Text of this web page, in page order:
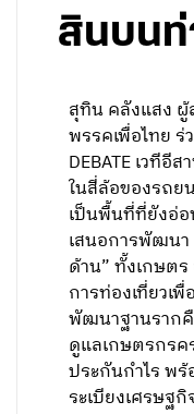
สินบนท่
สุทิน คลังแสง
พรรคเพื่อไทย ร่
DEBATE เวทีอี
ในสี่ล้อของรถย
เป็นพื้นที่ที่ยังอ่อ
เสนอการพัฒน
ด้าน” ทั้งเกษต
การท่องเที่ยวเ
พัฒนาฐานรากคื
ดูแลเกษตรกรค
ประกันกำไร พ
ระเบียงเศรษฐ